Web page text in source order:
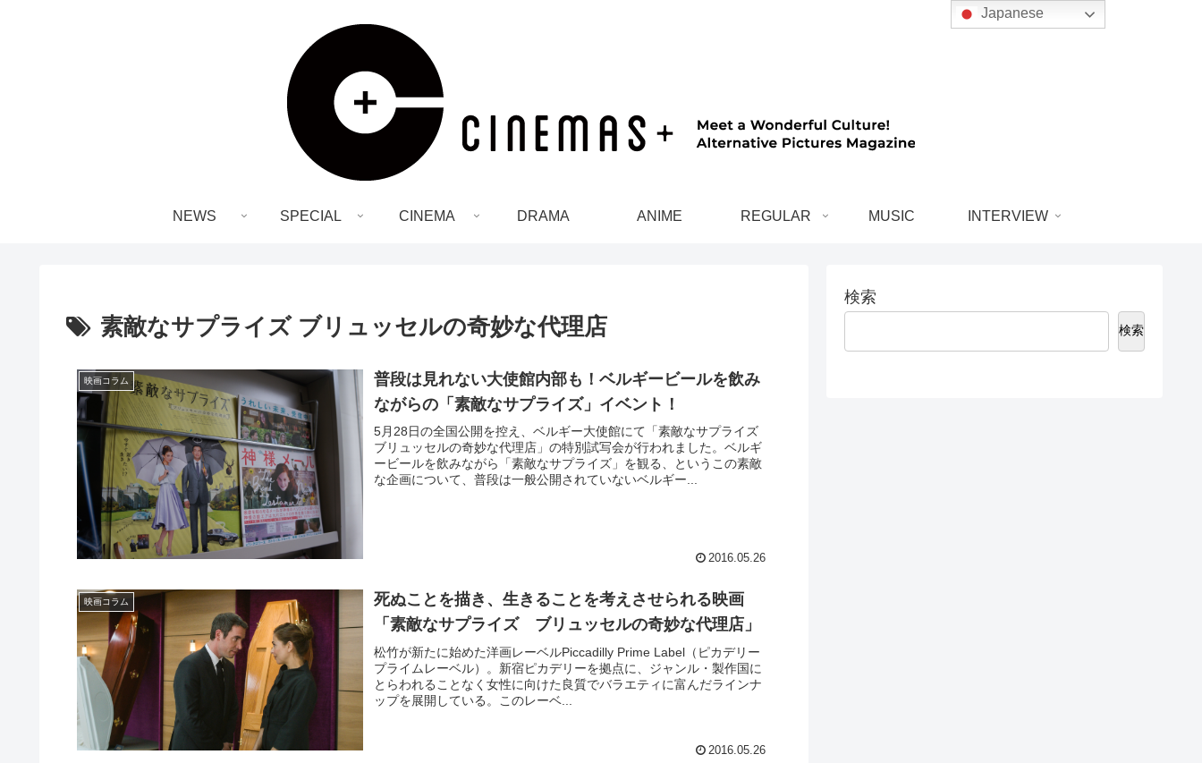
NEWS SPECIAL CINEMA DRAMA ANIME REGULAR MUSIC INTERVIEW
素敵なサプライズ ブリュッセルの奇妙な代理店
映画コラム
普段は見れない大使館内部も！ベルギービールを飲み
ながらの「素敵なサプライズ」イベント！
5月28日の全国公開を控え、ベルギー大使館にて「素敵なサプライズ
ブリュッセルの奇妙な代理店」の特別試写会が行われました。ベルギ
ービールを飲みながら「素敵なサプライズ」を観る、というこの素敵
な企画について、普段は一般公開されていないベルギー...
2016.05.26
映画コラム
死ぬことを描き、生きることを考えさせられる映画
「素敵なサプライズ ブリュッセルの奇妙な代理店」
松竹が新たに始めた洋画レーベルPiccadilly Prime Label（ピカデリー
プライムレーベル）。新宿ピカデリーを拠点に、ジャンル・製作国に
とらわれることなく女性に向けた良質でバラエティに富んだラインナ
ップを展開している。このレーベ...
2016.05.26
検索
検索
Japanese